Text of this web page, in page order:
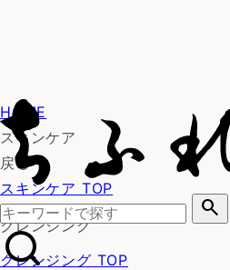
search
HOME
スキンケア
戻る
スキンケア TOP
クレンジング
クレンジング TOP